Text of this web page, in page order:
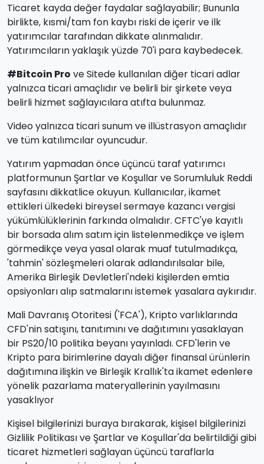
Ticaret kayda değer faydalar sağlayabilir; Bununla
birlikte, kısmi/tam fon kaybı riski de içerir ve ilk
yatırımcılar tarafından dikkate alınmalıdır.
Yatırımcıların yaklaşık yüzde 70'i para kaybedecek.
#Bitcoin Pro ve Sitede kullanılan diğer ticari adlar
yalnızca ticari amaçlıdır ve belirli bir şirkete veya
belirli hizmet sağlayıcılara atıfta bulunmaz.
Video yalnızca ticari sunum ve illüstrasyon amaçlıdır
ve tüm katılımcılar oyuncudur.
Yatırım yapmadan önce üçüncü taraf yatırımcı
platformunun Şartlar ve Koşullar ve Sorumluluk Reddi
sayfasını dikkatlice okuyun. Kullanıcılar, ikamet
ettikleri ülkedeki bireysel sermaye kazancı vergisi
yükümlülüklerinin farkında olmalıdır. CFTC'ye kayıtlı
bir borsada alım satım için listelenmedikçe ve işlem
görmedikçe veya yasal olarak muaf tutulmadıkça,
'tahmin' sözleşmeleri olarak adlandırılsalar bile,
Amerika Birleşik Devletleri'ndeki kişilerden emtia
opsiyonları alıp satmalarını istemek yasalara aykırıdır.
Mali Davranış Otoritesi ('FCA'), Kripto varlıklarında
CFD'nin satışını, tanıtımını ve dağıtımını yasaklayan
bir PS20/10 politika beyanı yayınladı. CFD'lerin ve
Kripto para birimlerine dayalı diğer finansal ürünlerin
dağıtımına ilişkin ve Birleşik Krallık'ta ikamet edenlere
yönelik pazarlama materyallerinin yayılmasını
yasaklıyor
Kişisel bilgilerinizi buraya bırakarak, kişisel bilgilerinizi
Gizlilik Politikası ve Şartlar ve Koşullar'da belirtildiği gibi
ticaret hizmetleri sağlayan üçüncü taraflarla